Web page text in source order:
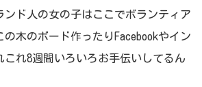
ンド人の女の子はここでボランティア
の木のボード作ったりFacebookやイン
これ8週間いろいろお手伝いしてるん